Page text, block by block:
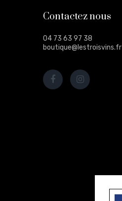
Contactez nous
04 73 63 97 38
boutique@lestroisvins.fr